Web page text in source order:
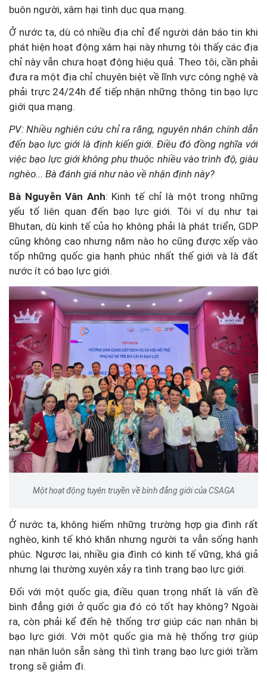
buôn người, xâm hại tình dục qua mạng.
Ở nước ta, dù có nhiều địa chỉ để người dân báo tin khi
phát hiện hoạt động xâm hại này nhưng tôi thấy các địa
chỉ này vẫn chưa hoạt động hiệu quả. Theo tôi, cần phải
đưa ra một địa chỉ chuyên biệt về lĩnh vực công nghệ và
phải trực 24/24h để tiếp nhận những thông tin bạo lực
giới qua mạng.
PV: Nhiều nghiên cứu chỉ ra rằng, nguyên nhân chính dẫn
đến bạo lực giới là định kiến giới. Điều đó đồng nghĩa với
việc bạo lực giới không phụ thuộc nhiều vào trình độ, giàu
nghèo... Bà đánh giá như nào về nhận định này?
Bà Nguyễn Vân Anh: Kinh tế chỉ là một trong những
yếu tố liên quan đến bạo lực giới. Tôi ví dụ như tại
Bhutan, dù kinh tế của họ không phải là phát triển, GDP
cũng không cao nhưng năm nào họ cũng được xếp vào
tốp những quốc gia hạnh phúc nhất thế giới và là đất
nước ít có bạo lực giới.
Một hoạt động tuyên truyền về bình đẳng giới của CSAGA
Ở nước ta, không hiếm những trường hợp gia đình rất
nghèo, kinh tế khó khăn nhưng người ta vẫn sống hạnh
phúc. Ngược lại, nhiều gia đình có kinh tế vững, khá giả
nhưng lại thường xuyên xảy ra tình trạng bạo lực giới.
Đối với một quốc gia, điều quan trọng nhất là vấn đề
bình đẳng giới ở quốc gia đó có tốt hay không? Ngoài
ra, còn phải kể đến hệ thống trợ giúp các nạn nhân bị
bạo lực giới. Với một quốc gia mà hệ thống trợ giúp
nạn nhân luôn sẵn sàng thì tình trạng bạo lực giới trầm
trọng sẽ giảm đi.